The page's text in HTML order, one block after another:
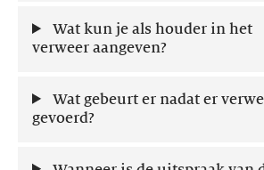
Wat kun je als houder in het
verweer aangeven?
Wat gebeurt er nadat er
gevoerd?